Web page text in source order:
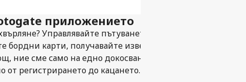
приложението
Управлявайте пътуването си безпроблемно с
бордни карти, получавайте известия в реално време и
ние сме само на едно докосване разстояние.
от регистрирането до кацането.